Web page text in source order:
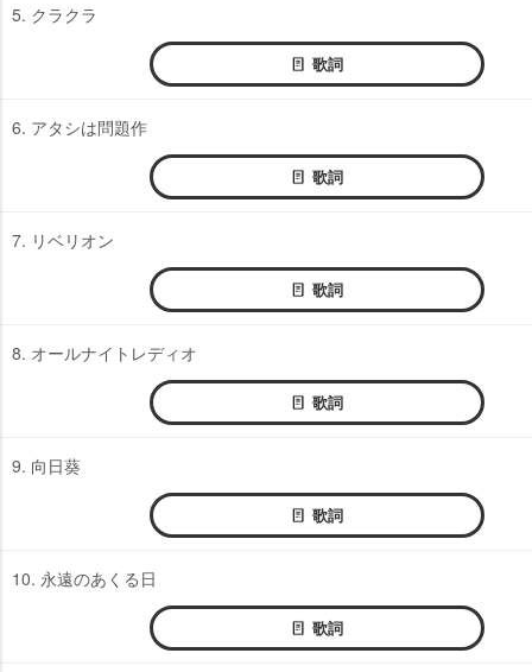
5. クラクラ
歌詞
6. アタシは問題作
歌詞
7. リベリオン
歌詞
8. オールナイトレディオ
歌詞
9. 向日葵
歌詞
10. 永遠のあくる日
歌詞